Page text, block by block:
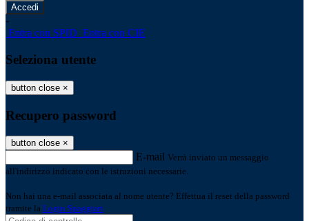
-
Entra con SPID Entra con CIE
Seleziona utente
button close ×
Recupero password
button close ×
E-mail Verrà inviato un messaggio
all'indirizzo indicato con le istruzioni necessarie.
Non hai una e-mail associata al nome utente? Effettua il reset della password
tramite la Login Spaggiari